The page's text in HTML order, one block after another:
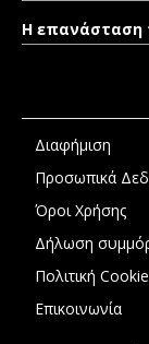
Η επανάσταση
Διαφήμιση
Προσωπικά
Όροι Χρήσης
Δήλωση
Πολιτική
Επικοινωνία